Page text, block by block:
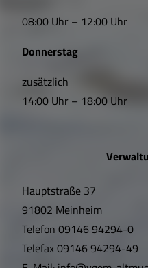
n
k
s
f
n
u
08:00 Uhr – 12:00 Uhr
Donnerstag
zusätzlich
14:00 Uhr – 18:00 Uhr
Hauptstraße 37
91802 Meinheim
Telefon 09146 94294-0
Telefax09146 94294-49